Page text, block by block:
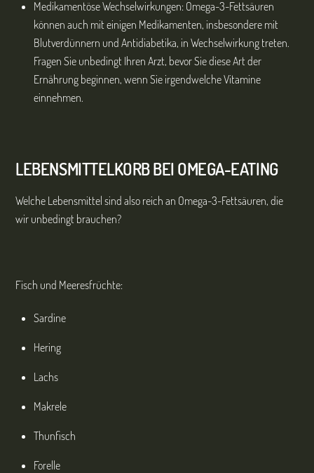
Medikamentöse Wechselwirkungen: Omega-3-Fettsäuren
können auch mit einigen Medikamenten, insbesondere mit
Blutverdünnern und Antidiabetika, in Wechselwirkung treten.
Fragen Sie unbedingt Ihren Arzt, bevor Sie diese Art der
Ernährung beginnen, wenn Sie irgendwelche Vitamine
einnehmen.
LEBENSMITTELKORB BEI OMEGA-EATING
Welche Lebensmittel sind also reich an Omega-3-Fettsäuren, die
wir unbedingt brauchen?
Fisch und Meeresfrüchte:
Sardine
Hering
Lachs
Makrele
Thunfisch
Forelle